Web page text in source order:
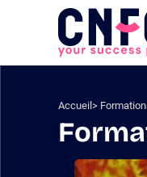
Aller
site
Accueil